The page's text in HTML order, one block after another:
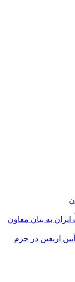
به بیان معاون
اربعین در حرم